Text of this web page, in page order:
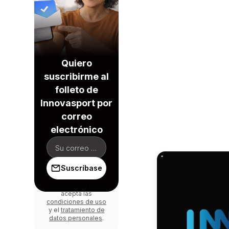
Quiero
suscribirme al
folleto de
Innovasport por
correo
electrónico
Suscríbase
acepta las
condiciones de uso
y el tratamiento de
datos personales.